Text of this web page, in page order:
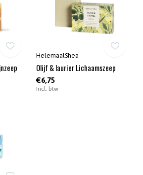
HelemaalShea
Olijf & laurier Lichaamszeep
€6,75
Incl. btw